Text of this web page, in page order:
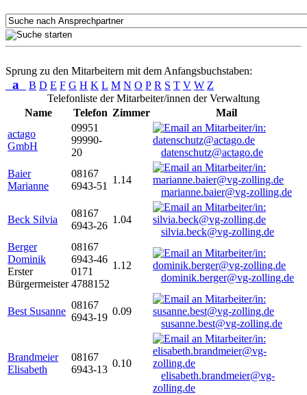
Sprung zu den Mitarbeitern mit dem Anfangsbuchstaben:
a B D E F G H K L M N O P R S T V W Z
Telefonliste der Mitarbeiter/innen der Verwaltung
Name
Telefon Zimmer
Mail
actago
GmbH
09951
99990-
20
datenschutz@actago.de
Baier
Marianne
08167
6943-51
1.14
marianne.baier@vg-zolling.de
Beck Silvia
08167
6943-26
1.04
silvia.beck@vg-zolling.de
Berger
Dominik
Erster
Bürgermeister
08167
6943-46
0171
4788152
1.12
dominik.berger@vg-zolling.de
Best Susanne
08167
6943-19
0.09
susanne.best@vg-zolling.de
Brandmeier
Elisabeth
08167
6943-13
0.10
elisabeth.brandmeier@vg-
zolling.de